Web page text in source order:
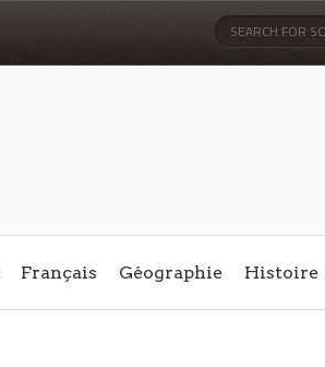
Français Géographie Histoire